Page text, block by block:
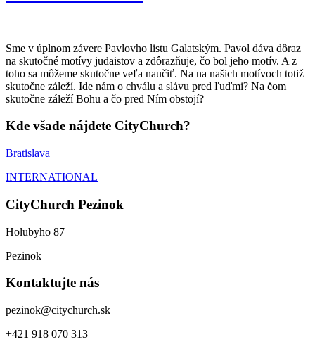
Sme v úplnom závere Pavlovho listu Galatským. Pavol dáva dôraz
na skutočné motívy judaistov a zdôrazňuje, čo bol jeho motív. A z
toho sa môžeme skutočne veľa naučiť. Na na našich motívoch totiž
skutočne záleží. Ide nám o chválu a slávu pred ľuďmi? Na čom
skutočne záleží Bohu a čo pred Ním obstojí?
Kde všade nájdete CityChurch?
Bratislava
INTERNATIONAL
CityChurch Pezinok
Holubyho 87
Pezinok
Kontaktujte nás
pezinok@citychurch.sk
+421 918 070 313